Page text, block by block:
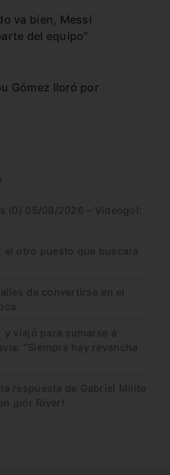
va bien, Messi
del equipo”
Gómez lloró por
(0) 05/08/2026 – Videogol:
el otro puesto que buscará
de convertirse en el
y viajó para sumarse a
“Siempre hay revancha
respuesta de Gabriel Milito
¡por River!